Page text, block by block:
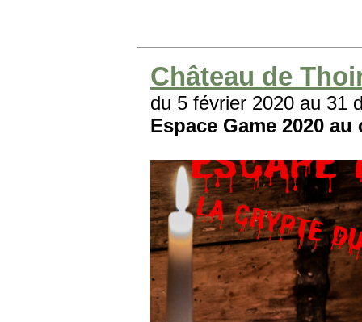
Château de
du 5 février 2020 au 31
Espace Game 2020